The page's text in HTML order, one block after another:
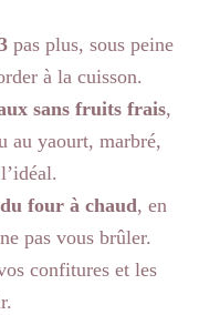
pas plus, sous peine
à la cuisson.
sans fruits frais,
au yaourt, marbré,
four à chaud, en
pas vous brûler.
confitures et les